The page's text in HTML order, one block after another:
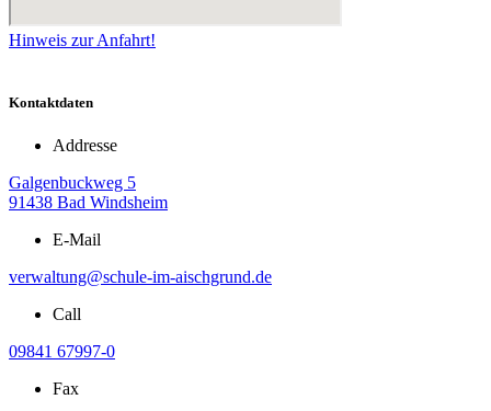
Hinweis zur Anfahrt!
Kontaktdaten
Addresse
Galgenbuckweg 5
91438 Bad Windsheim
E-Mail
verwaltung@schule-im-aischgrund.de
Call
09841 67997-0
Fax